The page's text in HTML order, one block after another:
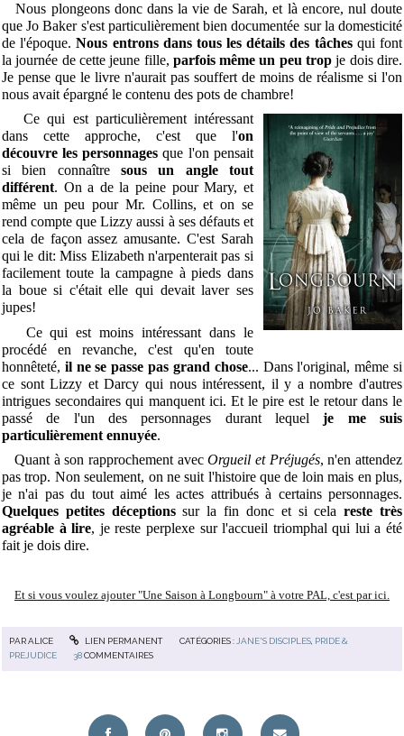
Nous plongeons donc dans la vie de Sarah, et là encore, nul doute
que Jo Baker s'est particulièrement bien documentée sur la domesticité
de l'époque.Nous entrons dans tous les détails des tâchesqui font
la journée de cette jeune fille, parfois même un peu trop je dois dire.
Je pense que le livre n'aurait pas souffert de moins de réalisme si l'on
nous avait épargné le contenu des pots de chambre!
Ce qui est particulièrement intéressant
dans cette approche, c'est que l'on
découvre les personnages que l'on pensait
si bien connaître sous un angle tout
différent. On a de la peine pour Mary, et
même un peu pour Mr. Collins, et on se
rend compte que Lizzy aussi à ses défauts et
cela de façon assez amusante. C'est Sarah
qui le dit: Miss Elizabeth n'arpenterait pas si
facilement toute la campagne à pieds dans
la boue si c'était elle qui devait laver ses
jupes!
Ce qui est moins intéressant dans le
procédé en revanche, c'est qu'en toute
honnêteté, il ne se passe pas grand chose... Dans l'original, même si
ce sont Lizzy et Darcy qui nous intéressent, il y a nombre d'autres
intrigues secondaires qui manquent ici. Et le pire est le retour dans le
passé de l'un des personnages durant lequelje me suis
particulièrement ennuyée.
Quant à son rapprochement avecOrgueil et Préjugés, n'en attendez
pas trop. Non seulement, on ne suit l'histoire que de loin mais en plus,
je n'ai pas du tout aimé les actes attribués à certains personnages.
Quelques petites déceptionssur la fin donc et si celareste très
agréable à lire, je reste perplexe sur l'accueil triomphal qui lui a été
fait je dois dire.
Et si vous voulez ajouter "Une Saison à Longbourn" à votre PAL, c'est par ici.
PARALICE LIEN PERMANENT CATÉGORIES :JANE'S DISCIPLES, PRIDE &
PREJUDICE
38 COMMENTAIRES